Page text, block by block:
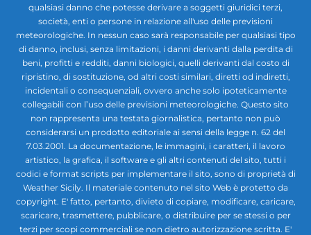
qualsiasi danno che potesse derivare a soggetti giuridici terzi,
società, enti o persone in relazione all'uso delle previsioni
meteorologiche. In nessun caso sarà responsabile per qualsiasi tipo
di danno, inclusi, senza limitazioni, i danni derivanti dalla perdita di
beni, profitti e redditi, danni biologici, quelli derivanti dal costo di
ripristino, di sostituzione, od altri costi similari, diretti od indiretti,
incidentali o consequenziali, ovvero anche solo ipoteticamente
collegabili con l’uso delle previsioni meteorologiche. Questo sito
non rappresenta una testata giornalistica, pertanto non può
considerarsi un prodotto editoriale ai sensi della legge n. 62 del
7.03.2001. La documentazione, le immagini, i caratteri, il lavoro
artistico, la grafica, il software e gli altri contenuti del sito, tutti i
codici e format scripts per implementare il sito, sono di proprietà di
Weather Sicily. Il materiale contenuto nel sito Web è protetto da
copyright. E' fatto, pertanto, divieto di copiare, modificare, caricare,
scaricare, trasmettere, pubblicare, o distribuire per se stessi o per
terzi per scopi commerciali se non dietro autorizzazione scritta. E'